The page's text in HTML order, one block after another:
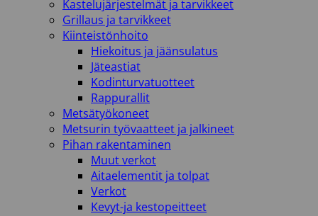
Kastelujärjestelmät ja tarvikkeet
Grillaus ja tarvikkeet
Kiinteistönhoito
Hiekoitus ja jäänsulatus
Jäteastiat
Kodinturvatuotteet
Rappurallit
Metsätyökoneet
Metsurin työvaatteet ja jalkineet
Pihan rakentaminen
Muut verkot
Aitaelementit ja tolpat
Verkot
Kevyt-ja kestopeitteet